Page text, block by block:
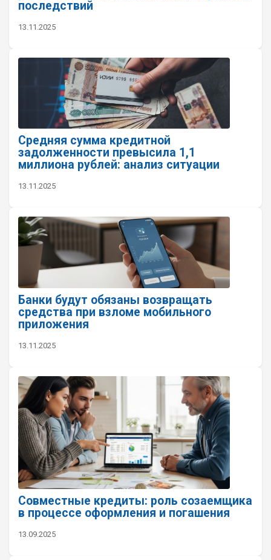
последствий
13.11.2025
Средняя сумма кредитной
задолженности превысила 1,1
миллиона рублей: анализ ситуации
13.11.2025
Банки будут обязаны возвращать
средства при взломе мобильного
приложения
13.11.2025
Совместные кредиты: роль созаемщика
в процессе оформления и погашения
13.09.2025